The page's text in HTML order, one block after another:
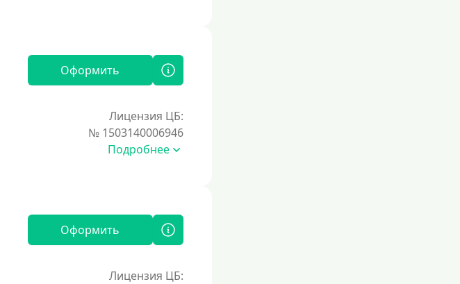
Оформить
Лицензия ЦБ:
№ 1503140006946
Подробнее
Оформить
Лицензия ЦБ: